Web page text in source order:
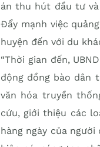
án thu hút đầu tư và
Đẩy mạnh việc
huyện đến với du
“Thời gian đến,
động đồng bào dân
văn hóa truyền
cứu, giới thiệu các
hàng ngày của